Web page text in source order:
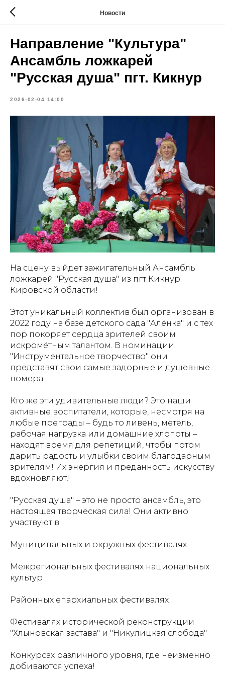
Новости
Направление "Культура"
Ансамбль ложкарей
"Русская душа" пгт. Кикнур
2026-02-04 14:00
На сцену выйдет зажигательный Ансамбль
ложкарей "Русская душа" из пгт Кикнур
Кировской области!
Этот уникальный коллектив был организован в
2022 году на базе детского сада "Алёнка" и с тех
пор покоряет сердца зрителей своим
искромётным талантом. В номинации
"Инструментальное творчество" они
представят свои самые задорные и душевные
номера.
Кто же эти удивительные люди? Это наши
активные воспитатели, которые, несмотря на
любые преграды – будь то ливень, метель,
рабочая нагрузка или домашние хлопоты –
находят время для репетиций, чтобы потом
дарить радость и улыбки своим благодарным
зрителям! Их энергия и преданность искусству
вдохновляют!
"Русская душа" – это не просто ансамбль, это
настоящая творческая сила! Они активно
участвуют в:
Муниципальных и окружных фестивалях
Межрегиональных фестивалях национальных
культур
Районных епархиальных фестивалях
Фестивалях исторической реконструкции
"Хлыновская застава" и "Никулицкая слобода"
Конкурсах различного уровня, где неизменно
добиваются успеха!